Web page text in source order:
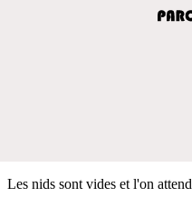
Les nids sont vides et l'on attend